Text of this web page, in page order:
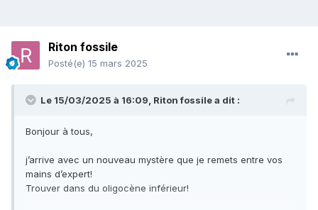
Riton fossile
Posté(e) 15 mars 2025
Le 15/03/2025 à 16:09, Riton fossilea dit :
Bonjour à tous,
j’arrive avec un nouveau mystère que je remets entre vos
mains d’expert!
Trouver dans du oligocène inférieur!